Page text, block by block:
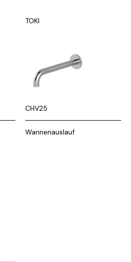
TOKI
CHV25
Wannenauslauf